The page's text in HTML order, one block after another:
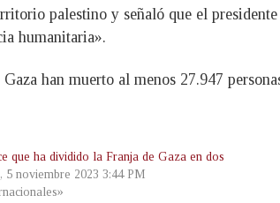
palestino y señaló que el
humanitaria».
han muerto al menos 27.947
que ha dividido la Franja de Gaza en dos
5 noviembre 2023 3:44 PM